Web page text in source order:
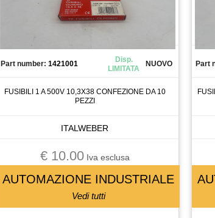
Part number: 1421001
Disp.
LIMITATA
NUOVO
FUSIBILI 1 A 500V 10,3X38 CONFEZIONE DA 10
PEZZI
ITALWEBER
€ 10.00Iva esclusa
AUTOMAZIONE INDUSTRIALE
Vedi tutti
Part